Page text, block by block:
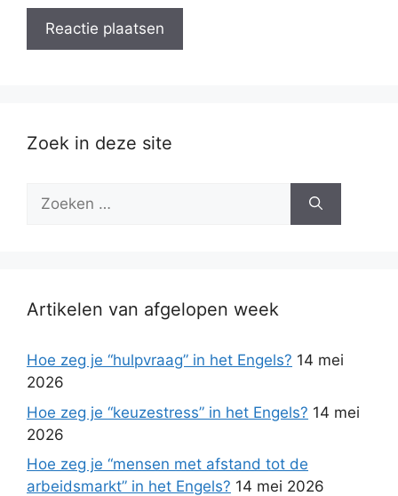
Zoek in deze site
Zoek
Artikelen van afgelopen week
Hoe zeg je “hulpvraag” in het Engels? 14 mei
2026
Hoe zeg je “keuzestress” in het Engels? 14 mei
2026
Hoe zeg je “mensen met afstand tot de
arbeidsmarkt” in het Engels? 14 mei 2026